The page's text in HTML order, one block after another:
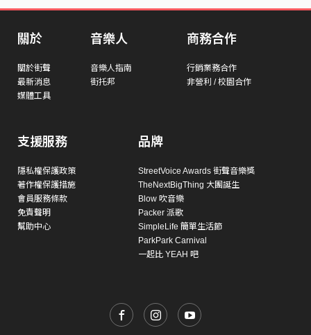
關於
關於街聲
最新消息
媒體工具
音樂人
音樂人指南
街托邦
商務合作
行銷業務合作
非營利 / 校園合作
支援服務
隱私權保護政策
著作權保護措施
會員服務條款
免責聲明
幫助中心
品牌
StreetVoice Awards 街聲音樂獎
TheNextBigThing 大團誕生
Blow 吹音樂
Packer 派歌
SimpleLife 簡單生活節
ParkPark Carnival
一起比 YEAH 吧